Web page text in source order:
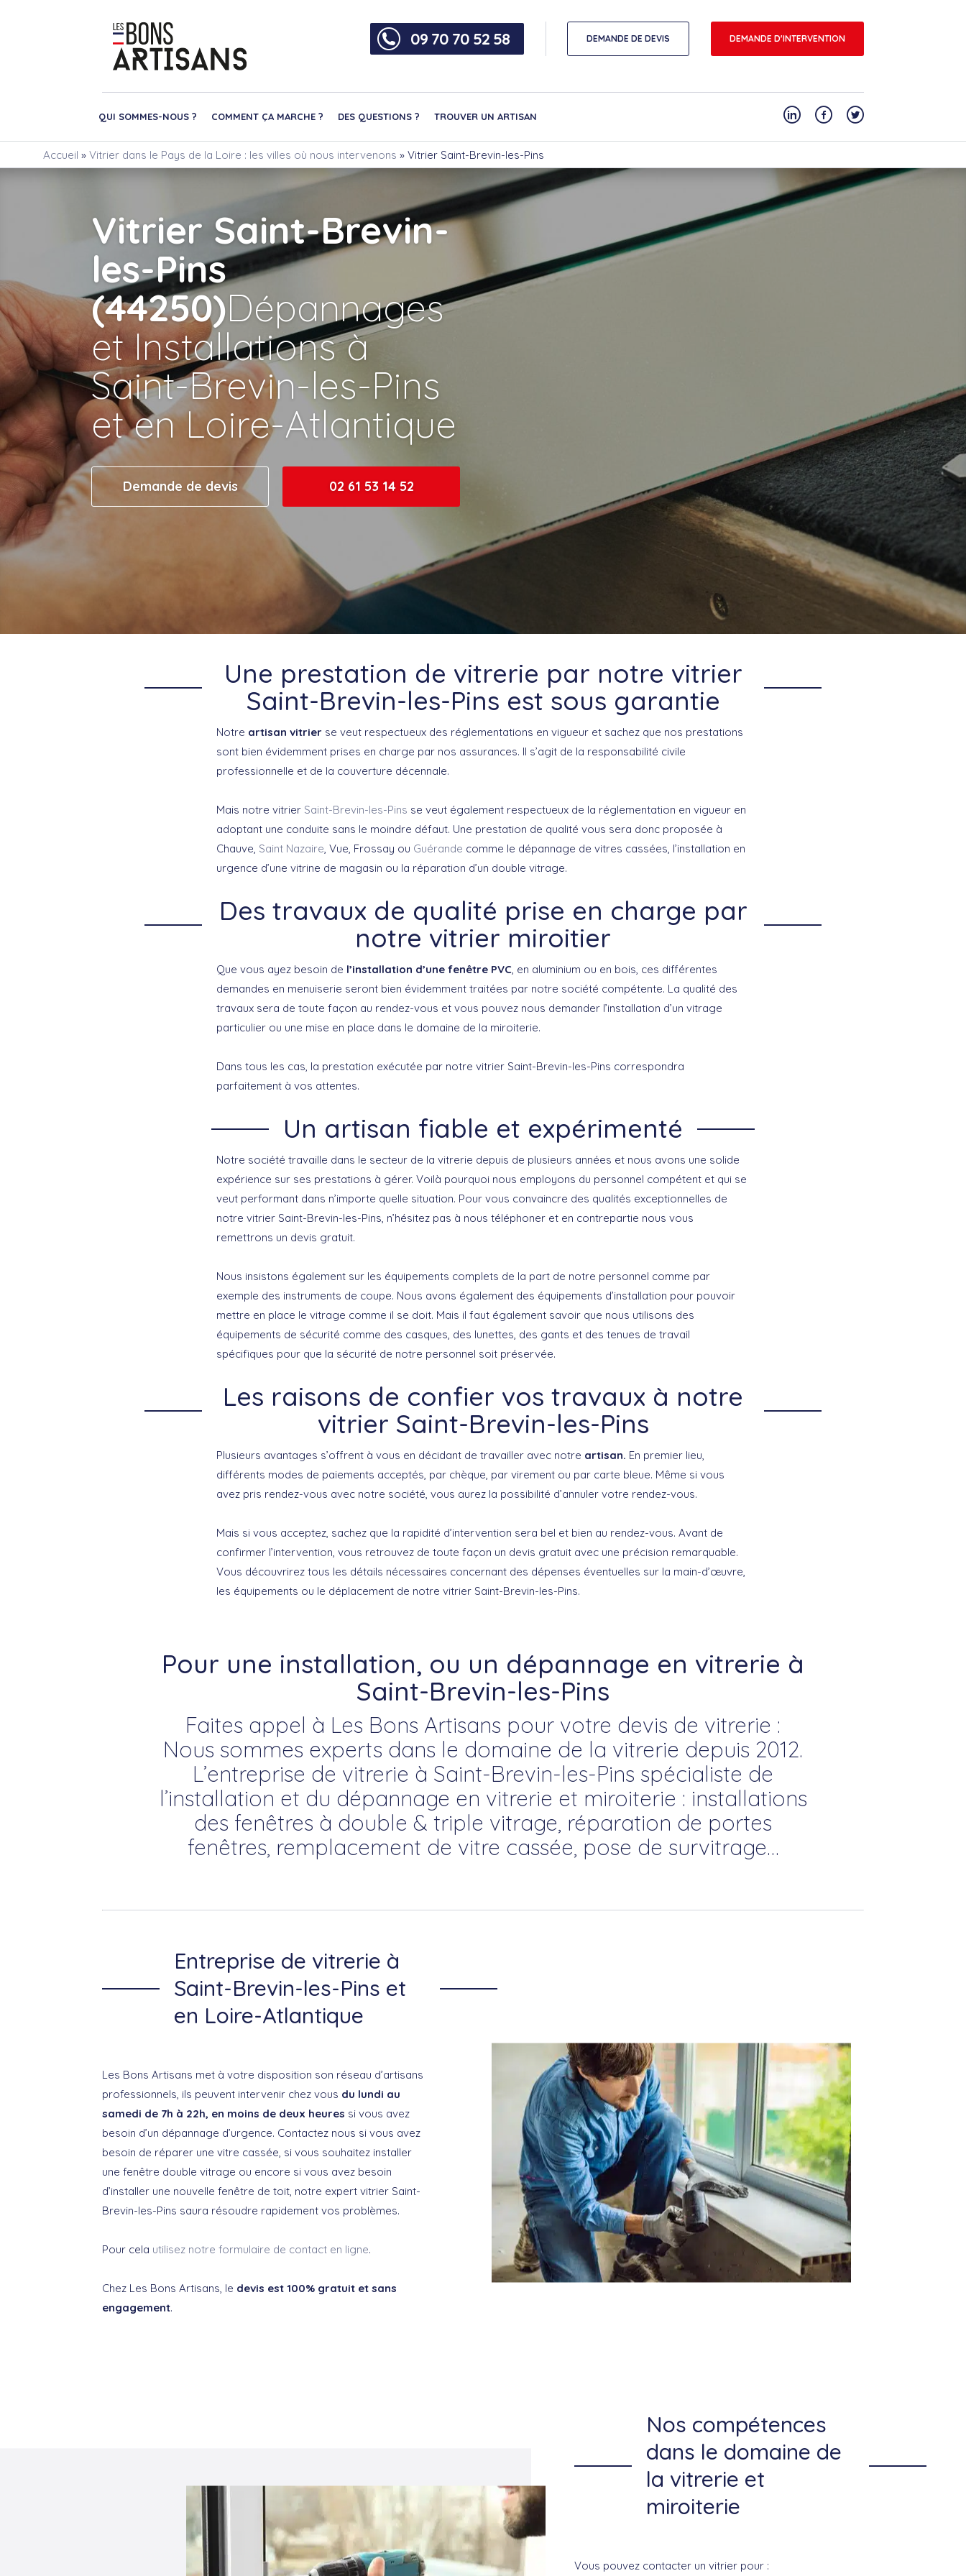
09 70 70 52 58 DEMANDE DE DEVIS DEMANDE D'INTERVENTION
QUI SOMMES-NOUS ? COMMENT ÇA MARCHE ? DES QUESTIONS ? TROUVER UN ARTISAN
Accueil » Vitrier dans le Pays de la Loire : les villes où nous intervenons » Vitrier Saint-Brevin-les-Pins
Vitrier Saint-Brevin-
les-Pins
(44250)Dépannages
et Installations à
Saint-Brevin-les-Pins
et en Loire-Atlantique
Demande de devis 02 61 53 14 52
Une prestation de vitrerie par notre vitrier
Saint-Brevin-les-Pins est sous garantie
Notre artisan vitrier se veut respectueux des réglementations en vigueur et sachez que nos prestations
sont bien évidemment prises en charge par nos assurances. Il s’agit de la responsabilité civile
professionnelle et de la couverture décennale.
Mais notre vitrier Saint-Brevin-les-Pins se veut également respectueux de la réglementation en vigueur en
adoptant une conduite sans le moindre défaut. Une prestation de qualité vous sera donc proposée à
Chauve, Saint Nazaire, Vue, Frossay ou Guérande comme le dépannage de vitres cassées, l’installation en
urgence d’une vitrine de magasin ou la réparation d’un double vitrage.
Des travaux de qualité prise en charge par
notre vitrier miroitier
Que vous ayez besoin de l’installation d’une fenêtre PVC, en aluminium ou en bois, ces différentes
demandes en menuiserie seront bien évidemment traitées par notre société compétente. La qualité des
travaux sera de toute façon au rendez-vous et vous pouvez nous demander l’installation d’un vitrage
particulier ou une mise en place dans le domaine de la miroiterie.
Dans tous les cas, la prestation exécutée par notre vitrier Saint-Brevin-les-Pins correspondra
parfaitement à vos attentes.
Un artisan fiable et expérimenté
Notre société travaille dans le secteur de la vitrerie depuis de plusieurs années et nous avons une solide
expérience sur ses prestations à gérer. Voilà pourquoi nous employons du personnel compétent et qui se
veut performant dans n’importe quelle situation. Pour vous convaincre des qualités exceptionnelles de
notre vitrier Saint-Brevin-les-Pins, n’hésitez pas à nous téléphoner et en contrepartie nous vous
remettrons un devis gratuit.
Nous insistons également sur les équipements complets de la part de notre personnel comme par
exemple des instruments de coupe. Nous avons également des équipements d’installation pour pouvoir
mettre en place le vitrage comme il se doit. Mais il faut également savoir que nous utilisons des
équipements de sécurité comme des casques, des lunettes, des gants et des tenues de travail
spécifiques pour que la sécurité de notre personnel soit préservée.
Les raisons de confier vos travaux à notre
vitrier Saint-Brevin-les-Pins
Plusieurs avantages s’offrent à vous en décidant de travailler avec notre artisan. En premier lieu,
différents modes de paiements acceptés, par chèque, par virement ou par carte bleue. Même si vous
avez pris rendez-vous avec notre société, vous aurez la possibilité d’annuler votre rendez-vous.
Mais si vous acceptez, sachez que la rapidité d’intervention sera bel et bien au rendez-vous. Avant de
confirmer l’intervention, vous retrouvez de toute façon un devis gratuit avec une précision remarquable.
Vous découvrirez tous les détails nécessaires concernant des dépenses éventuelles sur la main-d’œuvre,
les équipements ou le déplacement de notre vitrier Saint-Brevin-les-Pins.
Pour une installation, ou un dépannage en vitrerie à
Saint-Brevin-les-Pins
Faites appel à Les Bons Artisans pour votre devis de vitrerie :
Nous sommes experts dans le domaine de la vitrerie depuis 2012.
L’entreprise de vitrerie à Saint-Brevin-les-Pins spécialiste de
l’installation et du dépannage en vitrerie et miroiterie : installations
des fenêtres à double & triple vitrage, réparation de portes
fenêtres, remplacement de vitre cassée, pose de survitrage…
Entreprise de vitrerie à
Saint-Brevin-les-Pins et
en Loire-Atlantique
Les Bons Artisans met à votre disposition son réseau d’artisans
professionnels, ils peuvent intervenir chez vous du lundi au
samedi de 7h à 22h, en moins de deux heures si vous avez
besoin d’un dépannage d’urgence. Contactez nous si vous avez
besoin de réparer une vitre cassée, si vous souhaitez installer
une fenêtre double vitrage ou encore si vous avez besoin
d’installer une nouvelle fenêtre de toit, notre expert vitrier Saint-
Brevin-les-Pins saura résoudre rapidement vos problèmes.
Pour cela utilisez notre formulaire de contact en ligne.
Chez Les Bons Artisans, le devis est 100% gratuit et sans
engagement.
Nos compétences
dans le domaine de
la vitrerie et
miroiterie
Vous pouvez contacter un vitrier pour :